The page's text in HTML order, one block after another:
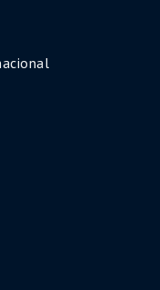
y certificados